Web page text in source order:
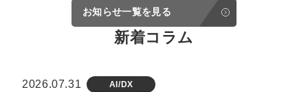
お知らせ一覧を見る
新着コラム
2026.07.31 AI/DX